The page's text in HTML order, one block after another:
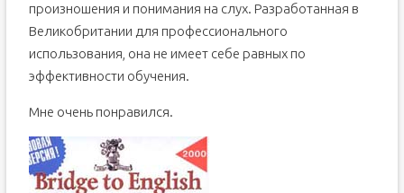
произношения и понимания на слух. Разработанная в
Великобритании для профессионального
использования, она не имеет себе равных по
эффективности обучения.
Мне очень понравился.